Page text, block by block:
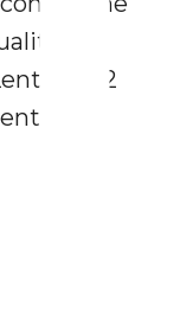
ed
con 2
di